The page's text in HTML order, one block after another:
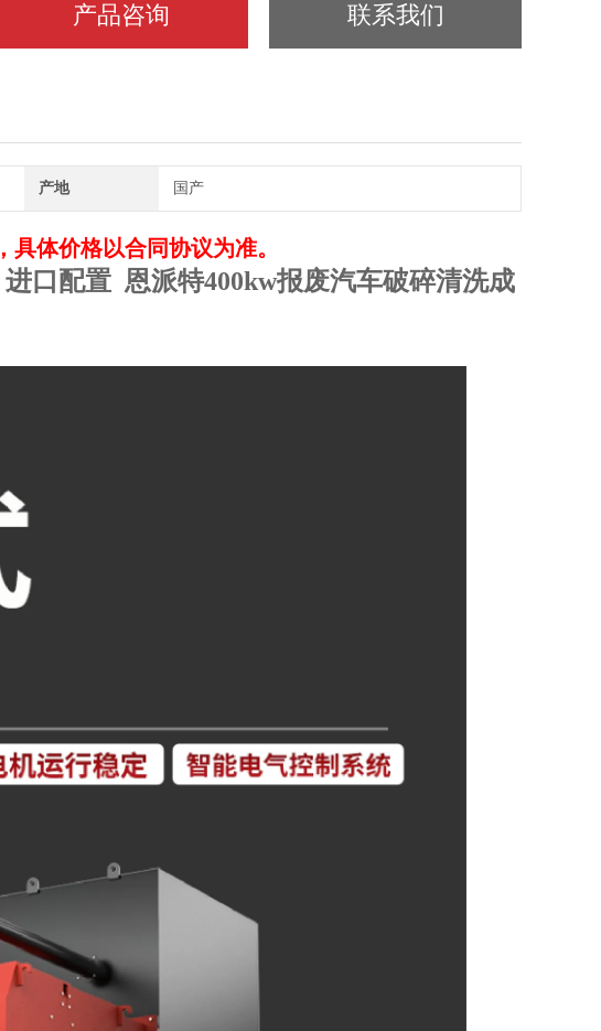
产品咨询 联系我们
产地 国产
体价格以合同协议为准。
进口配置 恩派特400kw报废汽车破碎清洗成